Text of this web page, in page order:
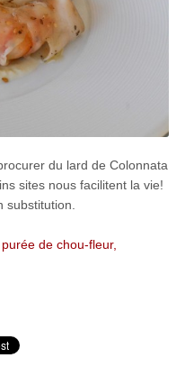
du lard de Colonnata
sites nous facilitent la vie!
substitution.
de chou-fleur,